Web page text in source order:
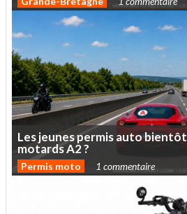
Lesjeunespermisautobientôt
motardsA2?
Permis moto 1 commentaire